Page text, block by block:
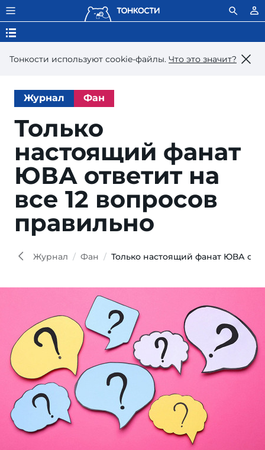
Тонкости используют сookie-файлы. Что это значит?
Журнал Фан
Только
настоящий фанат
ЮВА ответит на
все 12 вопросов
правильно
Журнал Фан Только настоящий фанат ЮВА